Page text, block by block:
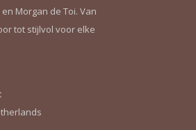
Morgan de Toi. Van
tot stijlvol voor elke